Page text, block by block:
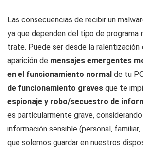
Las consecuencias de recibir un
ya que dependen del tipo de programa
trate. Puede ser desde la ralentización
aparición de mensajes emergentes
en el funcionamiento normal de tu
de funcionamiento graves que te
espionaje y robo/secuestro de
es particularmente grave,
información sensible (personal, familiar,
que solemos guardar en nuestros